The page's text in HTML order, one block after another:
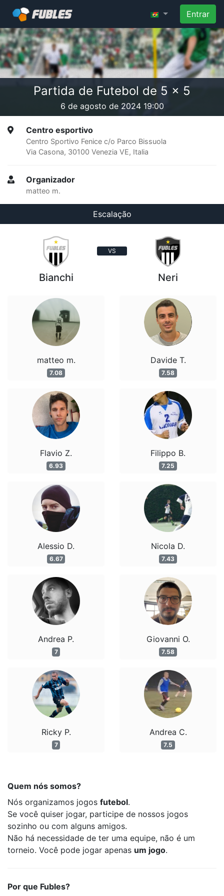
Entrar
Partida de Futebol de 5 x 5
6 de agosto de 2024 19:00
Centro esportivo
Centro Sportivo Fenice c/o Parco Bissuola
Via Casona, 30100 Venezia VE, Italia
Organizador
matteo m.
Escalação
VS
Bianchi
matteo m.
7.08
Flavio Z.
6.93
Alessio D.
6.67
Andrea P.
7
Ricky P.
7
Neri
Davide T.
7.58
Filippo B.
7.25
Nicola D.
7.43
Giovanni O.
7.58
Andrea C.
7.5
Quem nós somos?
Nós organizamos jogos futebol.
Se você quiser jogar, participe de nossos jogos
sozinho ou com alguns amigos.
Não há necessidade de ter uma equipe, não é um
torneio. Você pode jogar apenas um jogo.
Por que Fubles?